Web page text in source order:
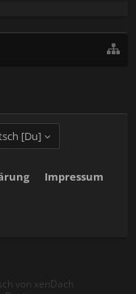
[Du]
Impressum
von xenDach